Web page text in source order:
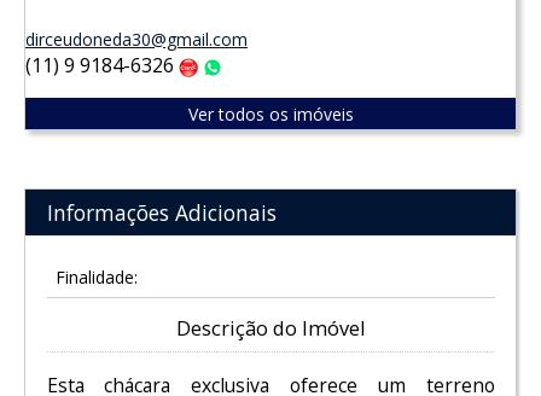
dirceudoneda30@gmail.com
(11) 9 9184-6326 Claro
Ver todos os imóveis
Informações Adicionais
Finalidade:
Descrição do Imóvel
Esta chácara exclusiva oferece um terreno